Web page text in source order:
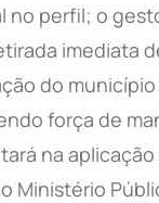
perfil; o
imediata
do
força de
na
Ministério